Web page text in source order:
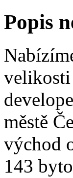
Popis
velikosti
městě
východ
143